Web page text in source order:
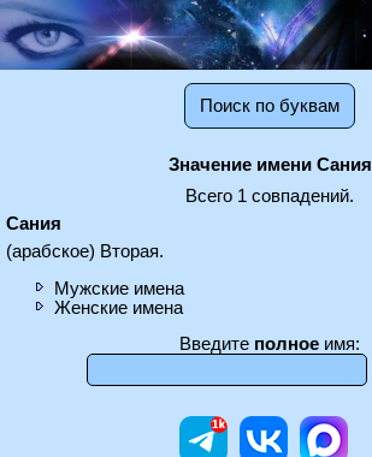
Поиск по буквам
Значение имени Сания
Всего 1 совпадений.
Сания
(арабское) Вторая.
Мужские имена
Женские имена
Введите полное имя: